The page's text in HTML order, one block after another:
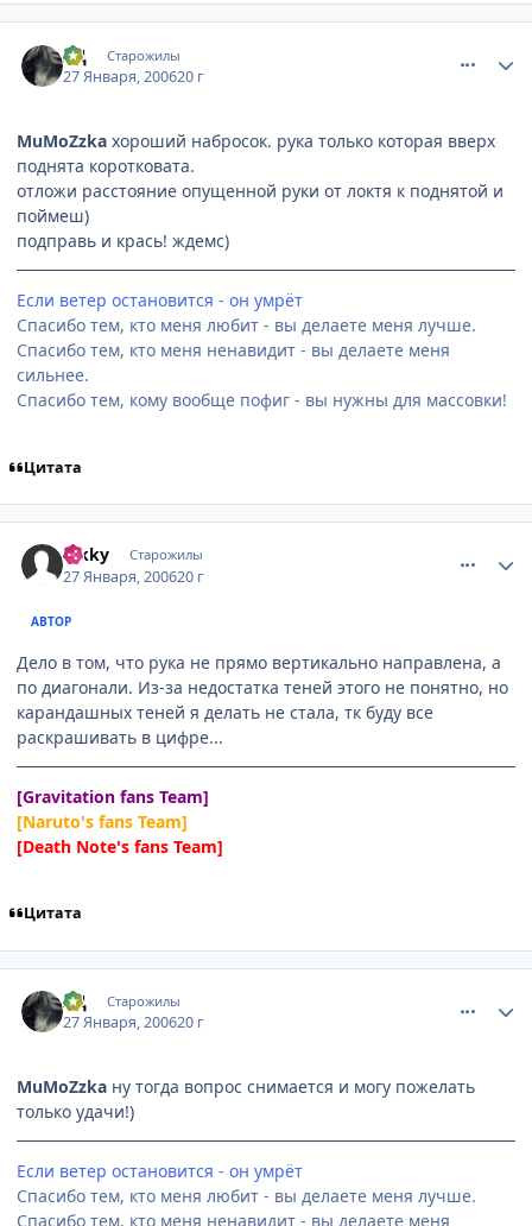
ЯД Старожилы
27 Января, 200620 г
MuMoZzka хороший набросок. рука только которая вверх
поднята коротковата.
отложи расстояние опущенной руки от локтя к поднятой и
поймеш)
подправь и крась! ждемс)
Если ветер остановится - он умрёт
Спасибо тем, кто меня любит - вы делаете меня лучше.
Спасибо тем, кто меня ненавидит - вы делаете меня
сильнее.
Спасибо тем, кому вообще пофиг - вы нужны для массовки!
Цитата
hikky Старожилы
27 Января, 200620 г
АВТОР
Дело в том, что рука не прямо вертикально направлена, а
по диагонали. Из-за недостатка теней этого не понятно, но
карандашных теней я делать не стала, тк буду все
раскрашивать в цифре...
[Gravitation fans Team]
[Naruto's fans Team]
[Death Note's fans Team]
Цитата
ЯД Старожилы
27 Января, 200620 г
MuMoZzka ну тогда вопрос снимается и могу пожелать
только удачи!)
Если ветер остановится - он умрёт
Спасибо тем, кто меня любит - вы делаете меня лучше.
Спасибо тем, кто меня ненавидит - вы делаете меня